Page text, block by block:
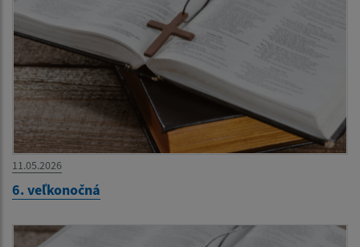
11.05.2026
6. veľkonočná